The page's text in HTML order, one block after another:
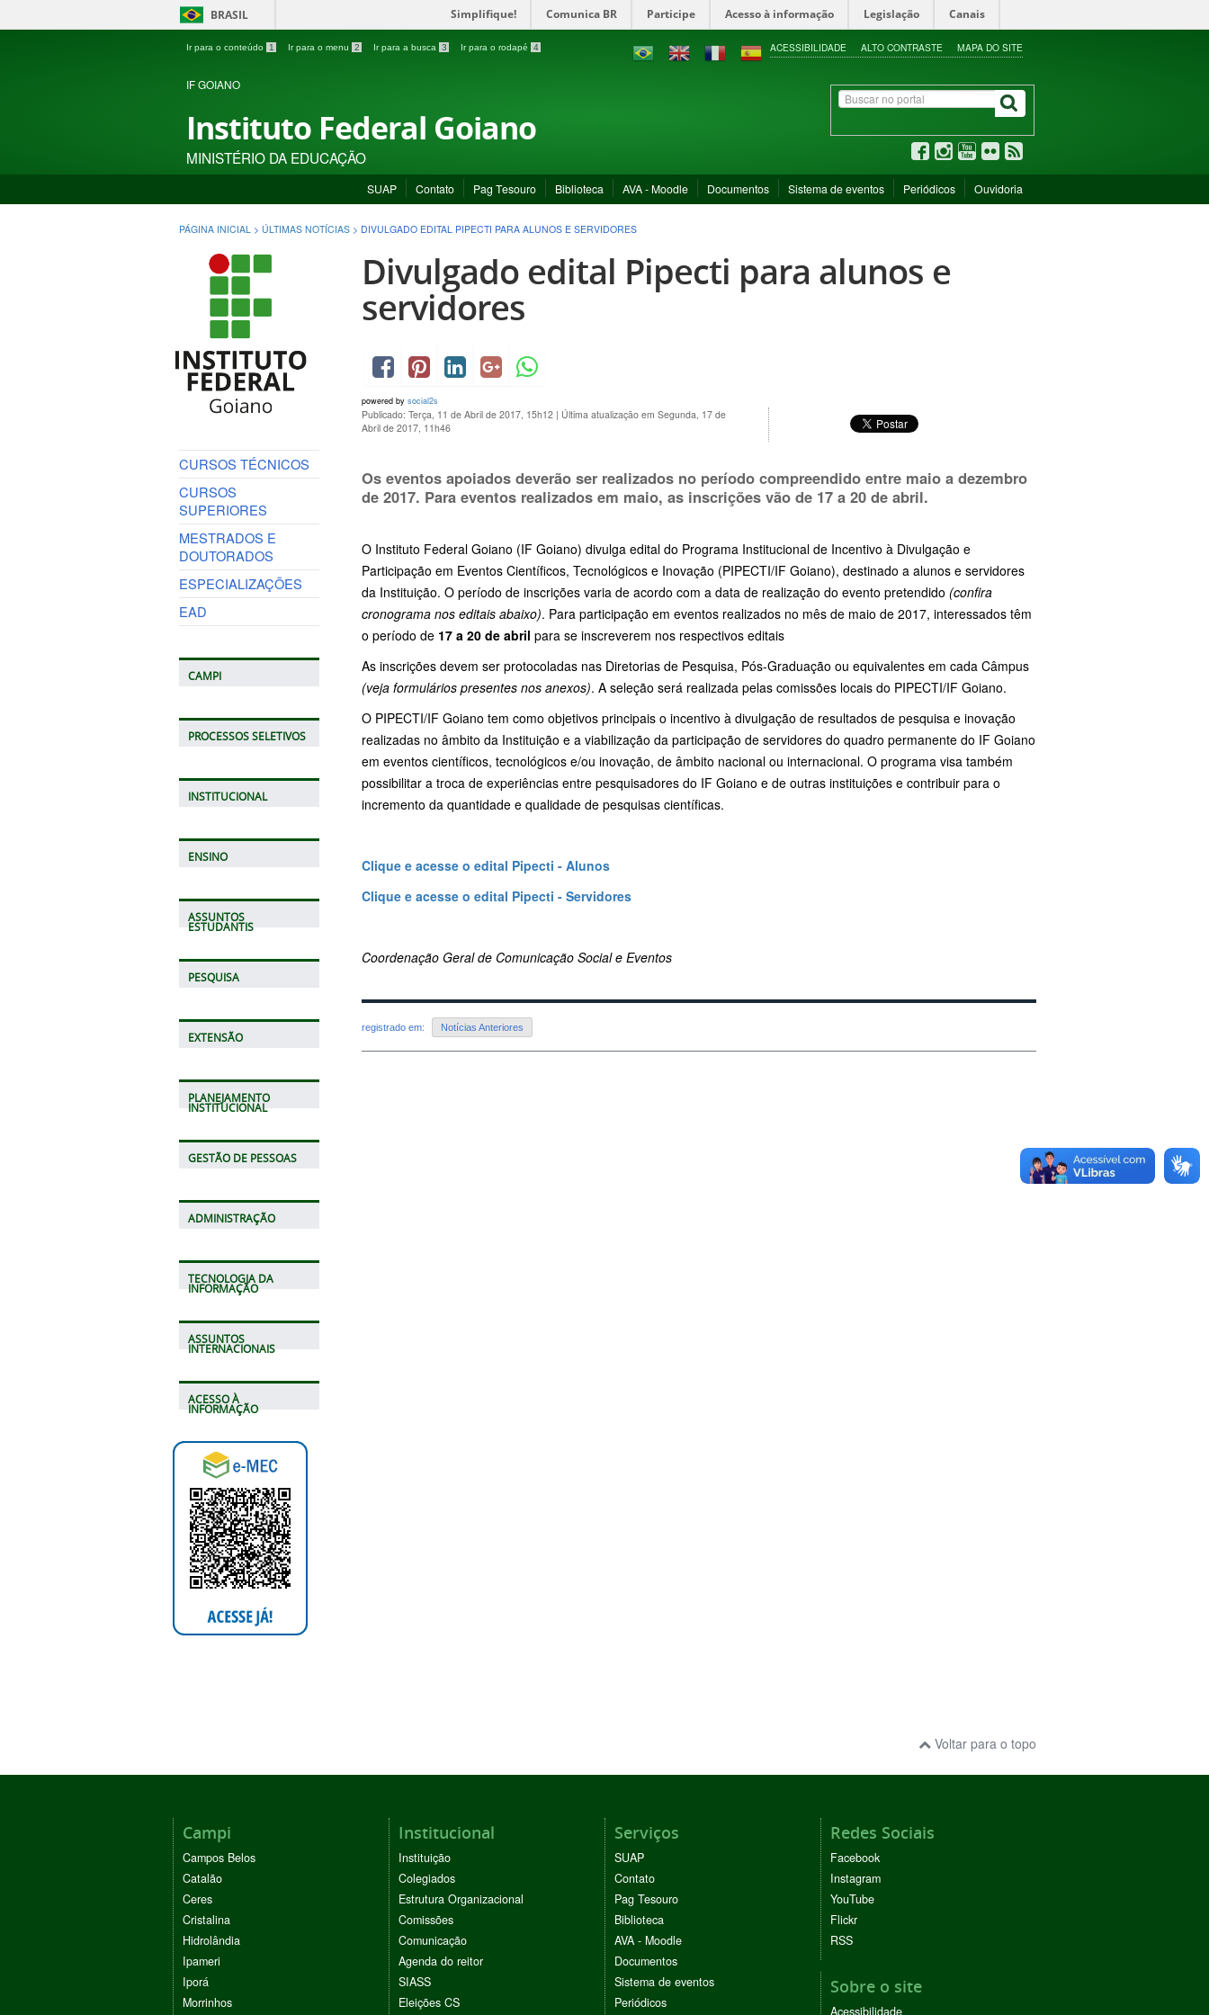
BRASIL Simplifique! Comunica BR Participe Acesso à informação Legislação Canais
Ir para o conteúdo 1 Ir para o menu 2 Ir para a busca 3 Ir para o rodapé 4 ACESSIBILIDADE ALTO CONTRASTE MAPA DO SITE
IF GOIANO
Instituto Federal Goiano
MINISTÉRIO DA EDUCAÇÃO
SUAP Contato Pag Tesouro Biblioteca AVA - Moodle Documentos Sistema de eventos Periódicos Ouvidoria
PÁGINA INICIAL > ÚLTIMAS NOTÍCIAS > DIVULGADO EDITAL PIPECTI PARA ALUNOS E SERVIDORES
CURSOS TÉCNICOS
CURSOS
SUPERIORES
MESTRADOS E
DOUTORADOS
ESPECIALIZAÇÕES
EAD
CAMPI
PROCESSOS SELETIVOS
INSTITUCIONAL
ENSINO
ASSUNTOS
ESTUDANTIS
PESQUISA
EXTENSÃO
PLANEJAMENTO
INSTITUCIONAL
GESTÃO DE PESSOAS
ADMINISTRAÇÃO
TECNOLOGIA DA
INFORMAÇÃO
ASSUNTOS
INTERNACIONAIS
ACESSO À
INFORMAÇÃO
Divulgado edital Pipecti para alunos e
servidores
powered by social2s
Publicado: Terça, 11 de Abril de 2017, 15h12 | Última atualização em Segunda, 17 de
Abril de 2017, 11h46
Os eventos apoiados deverão ser realizados no período compreendido entre maio a dezembro
de 2017. Para eventos realizados em maio, as inscrições vão de 17 a 20 de abril.
O Instituto Federal Goiano (IF Goiano) divulga edital do Programa Institucional de Incentivo à Divulgação e
Participação em Eventos Científicos, Tecnológicos e Inovação (PIPECTI/IF Goiano), destinado a alunos e servidores
da Instituição. O período de inscrições varia de acordo com a data de realização do evento pretendido (confira
cronograma nos editais abaixo). Para participação em eventos realizados no mês de maio de 2017, interessados têm
o período de 17 a 20 de abril para se inscreverem nos respectivos editais
As inscrições devem ser protocoladas nas Diretorias de Pesquisa, Pós-Graduação ou equivalentes em cada Câmpus
(veja formulários presentes nos anexos). A seleção será realizada pelas comissões locais do PIPECTI/IF Goiano.
O PIPECTI/IF Goiano tem como objetivos principais o incentivo à divulgação de resultados de pesquisa e inovação
realizadas no âmbito da Instituição e a viabilização da participação de servidores do quadro permanente do IF Goiano
em eventos científicos, tecnológicos e/ou inovação, de âmbito nacional ou internacional. O programa visa também
possibilitar a troca de experiências entre pesquisadores do IF Goiano e de outras instituições e contribuir para o
incremento da quantidade e qualidade de pesquisas científicas.
Clique e acesse o edital Pipecti - Alunos
Clique e acesse o edital Pipecti - Servidores
Coordenação Geral de Comunicação Social e Eventos
registrado em: Notícias Anteriores
Voltar para o topo
Campi
Campos Belos
Catalão
Ceres
Cristalina
Hidrolândia
Ipameri
Iporá
Morrinhos
Institucional
Instituição
Colegiados
Estrutura Organizacional
Comissões
Comunicação
Agenda do reitor
SIASS
Eleições CS
Serviços
SUAP
Contato
Pag Tesouro
Biblioteca
AVA - Moodle
Documentos
Sistema de eventos
Periódicos
Redes Sociais
Facebook
Instagram
YouTube
Flickr
RSS
Sobre o site